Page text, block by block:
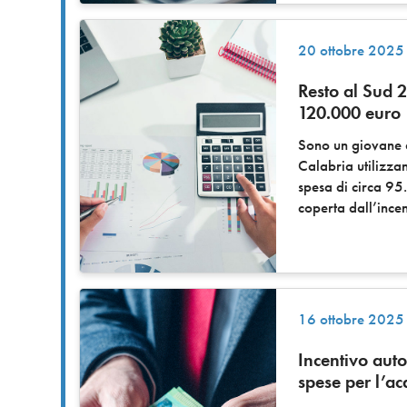
20 ottobre 2025
Resto al Sud
120.000 euro
Sono un
Calabria
spesa di circa
coperta
16 ottobre 2025
Incentivo
spese per